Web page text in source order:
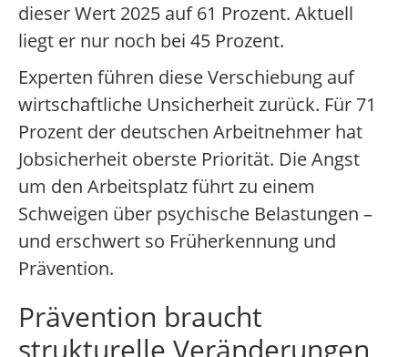
dieser Wert 2025 auf 61 Prozent. Aktuell
liegt er nur noch bei 45 Prozent.
Experten führen diese Verschiebung auf
wirtschaftliche Unsicherheit zurück. Für 71
Prozent der deutschen Arbeitnehmer hat
Jobsicherheit oberste Priorität. Die Angst
um den Arbeitsplatz führt zu einem
Schweigen über psychische Belastungen –
und erschwert so Früherkennung und
Prävention.
Prävention braucht
strukturelle Veränderungen